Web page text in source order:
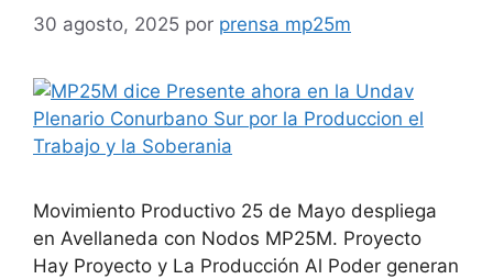
30 agosto, 2025 por prensa mp25m
Movimiento Productivo 25 de Mayo despliega
en Avellaneda con Nodos MP25M. Proyecto
Hay Proyecto y La Producción Al Poder generan